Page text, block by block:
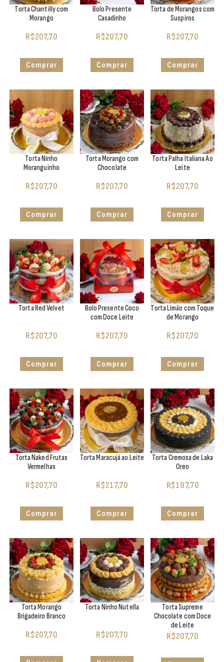
Torta Chantilly com
Morango
R$207,70
Comprar
Bolo Presente
Casadinho
R$207,70
Comprar
Torta de Morangos com
Suspiros
R$207,70
Comprar
Torta Ninho
Moranguinho
R$207,70
Comprar
Torta Morango com
Chocolate
R$207,70
Comprar
Torta Palha Italiana Ao
Leite
R$207,70
Comprar
Torta Red Velvet
R$207,70
Comprar
Bolo Presente Coco
com Doce Leite
R$207,70
Comprar
Torta Limão com Toque
de Morango
R$207,70
Comprar
Torta Naked Frutas
Vermelhas
R$207,70
Comprar
Torta Maracujá ao Leite
R$217,70
Comprar
Torta Cremosa de Laka
Oreo
R$197,70
Comprar
Torta Morango
Brigadeiro Branco
R$207,70
Torta Ninho Nutella
R$207,70
Torta Supreme
Chocolate com Doce
de Leite
R$207,70